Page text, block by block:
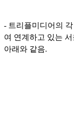
- 트리플미디어의
여 연계하고 있는
아래와 같음.